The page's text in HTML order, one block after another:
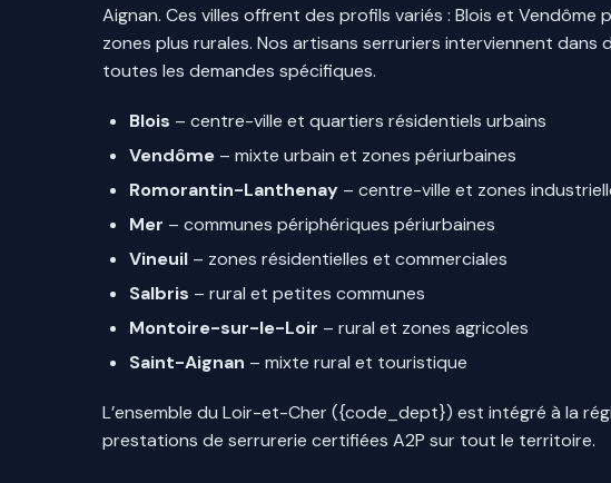
Aignan. Ces villes offrent des profils variés : Blois et
zones plus rurales. Nos artisans serruriers interviennent
toutes les demandes spécifiques.
Blois – centre-ville et quartiers résidentiels urbains
Vendôme – mixte urbain et zones périurbaines
Romorantin-Lanthenay – centre-ville et zones
Mer – communes périphériques périurbaines
Vineuil – zones résidentielles et commerciales
Salbris – rural et petites communes
Montoire-sur-le-Loir – rural et zones agricoles
Saint-Aignan – mixte rural et touristique
L’ensemble du Loir-et-Cher ({code_dept}) est intégré à la
prestations de serrurerie certifiées A2P sur tout le territoire.